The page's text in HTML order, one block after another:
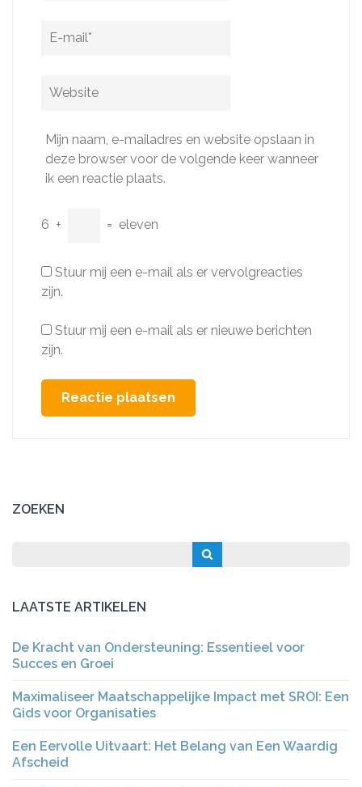
E-
Website
Mijn naam, e-mailadres en website opslaan in
deze browser voor de volgende keer wanneer
ik een reactie plaats.
6 + = eleven
Stuur mij een e-mail als er vervolgreacties
zijn.
Stuur mij een e-mail als er nieuwe berichten
zijn.
ZOEKEN
LAATSTE ARTIKELEN
De Kracht van Ondersteuning: Essentieel voor
Succes en Groei
Maximaliseer Maatschappelijke Impact met SROI: Een
Gids voor Organisaties
Een Eervolle Uitvaart: Het Belang van Een Waardig
Afscheid